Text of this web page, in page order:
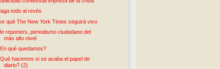
todo al revés
qué The New York Times seguirá vivo
reporters, periodismo ciudadano del
más alto nivel
qué quedamos?
hacemos si se acaba el papel de
diario? (2)